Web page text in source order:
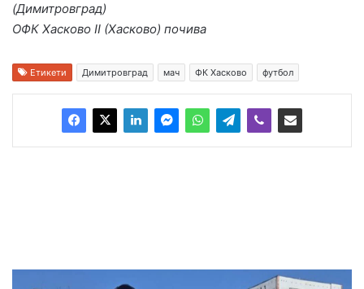
(Димитровград)
ОФК Хасково II (Хасково) почива
Етикети Димитровград мач ФК Хасково футбол